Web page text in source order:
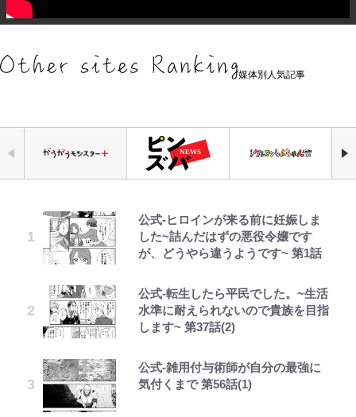
媒体別人気記事
公式-ヒロインが来る前に妊娠しま
した~詰んだはずの悪役令嬢です
が、どうやら違うようです~ 第1話
公式-転生したら平民でした。~生活
水準に耐えられないので貴族を目指
します~ 第37話(2)
公式-雑用付与術師が自分の最強に
気付くまで 第56話(1)
「危ない」「やめて」第1子妊娠中
の田中みな実、ゴリゴリヒール着用
に心配の声…ザックリ衣装にも意見
【川口春奈と結婚】板倉滉は「めっ
ちゃモテる」 年収7億円・お洒落・
趣里「ショック」初めて語った“重
浅草は日本の心だゾ
ボンジュールでポンジュースだゾ
ボーちゃんの一途な気持ちだゾ
元衆院議員・山尾志桜里が語る誹謗
中傷動画…「計り知れない」切り抜
き落選運動の影響と今語る「保育園
FRUITS ZIPPER鎮西寿々歌が語る
『天才てれびくん』時代の学びと
辛坊治郎の原点は「朝寝坊ができる
アユは「怒らせて掛ける」魚だっ
た！ ルアーを追わせて釣りあげる
「アユイング」のオリジナリティ＆
やってはいけない！「キャンプツー
リング」での「NGパッキング」7
「実体験レポ」
空の轍と大地の雲と 第1回
第3回 出版までの道のり・その2
レビュー『仮面家族』悠木シュン・
著
｢お土産最高すぎ笑｣｢どうやって入
手？｣ブライトン帰還の三笘薫、同
僚に“ポケカ”をプレゼント！｢薫の
ュテル可愛すぎ｣
｢モデルやってる｣｢かっけぇ｣三笘
ら大歓迎されてる｣｢元気な姿見れ
て…｣
『ちいかわ』ファンの記憶に残る
「恐怖キャラ」の戦慄シーン 小さ
くてかわいい世界なのに「見た目か
『ONE PIECE』今後の展開に絡ん
できそうな「意味深な表紙連載」
「BOSS×ポケモン30周年」第2弾